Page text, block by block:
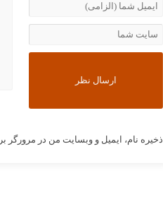
ذخیره نام، ایمیل و وبسایت من در مرورگر